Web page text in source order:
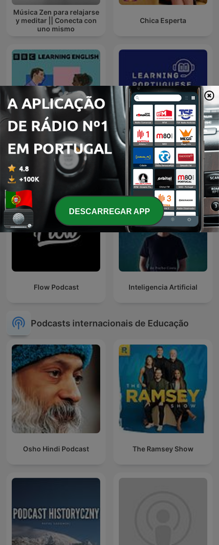
Música Zen para relajarse
y meditar || Conecta con
uno mismo
Chica Esperta
Learning English
Conversations
Learning Portuguese is
Fun
Flow Podcast Inteligencia Artificial
Podcasts internacionais de Educação
Osho Hindi Podcast The Ramsey Show
DESCARREGAR APP